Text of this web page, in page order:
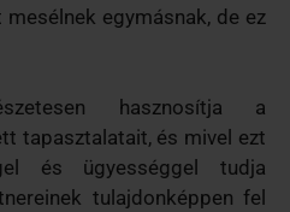
egymásnak, de ez
hasznosítja a
tapasztalatait, és mivel ezt
és ügyességgel tudja
tulajdonképpen fel